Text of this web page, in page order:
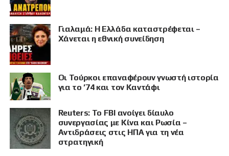
Γιαλαμά: Η Ελλάδα καταστρέφεται –
Χάνεται η εθνική συνείδηση
Οι Τούρκοι επαναφέρουν γνωστή ιστορία
για το ’74 και τον Καντάφι
Reuters: Το FBI ανοίγει δίαυλο
συνεργασίας με Κίνα και Ρωσία –
Αντιδράσεις στις ΗΠΑ για τη νέα
στρατηγική